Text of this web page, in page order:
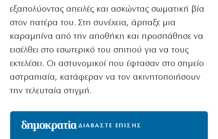
εξαπολύοντας απειλές και ασκώντας σωματική βία
στον πατέρα του. Στη συνέχεια, άρπαξε μια
καραμπίνα από την αποθήκη και προσπάθησε να
εισέλθει στο εσωτερικό του σπιτιού για να τους
εκτελέσει. Οι αστυνομικοί που έφτασαν στο σημείο
αστραπιαία, κατάφεραν να τον ακινητοποιήσουν
την τελευταία στιγμή.
ΔΙΑΒΑΣΤΕ ΕΠΙΣΗΣ